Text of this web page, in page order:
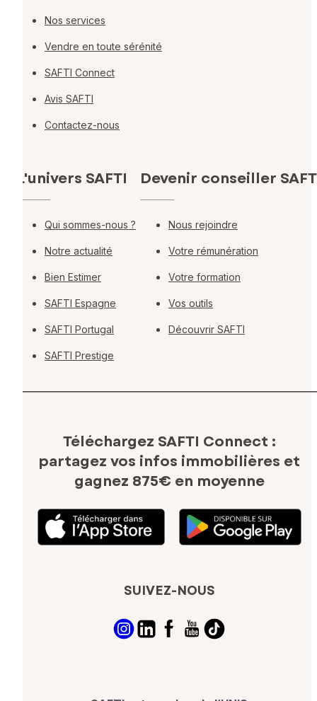
Nos services
Vendre en toute sérénité
SAFTI Connect
Avis SAFTI
Contactez-nous
L'univers SAFTI
Qui sommes-nous ?
Notre actualité
Bien Estimer
SAFTI Espagne
SAFTI Portugal
SAFTI Prestige
Devenir conseiller
Nous rejoindre
Votre rémunération
Votre formation
Vos outils
Découvrir SAFTI
Téléchargez SAFTI Connect :
partagez vos infos immobilières et
gagnez 875€ en moyenne
SUIVEZ-NOUS